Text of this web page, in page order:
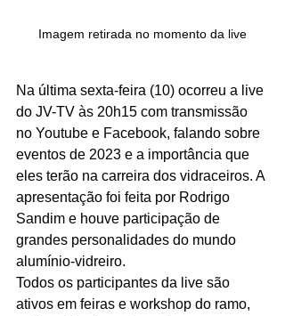
Imagem retirada no momento da live
Na última sexta-feira (10) ocorreu a live
do JV-TV às 20h15 com transmissão
no Youtube e Facebook, falando sobre
eventos de 2023 e a importância que
eles terão na carreira dos vidraceiros. A
apresentação foi feita por Rodrigo
Sandim e houve participação de
grandes personalidades do mundo
alumínio-vidreiro.
Todos os participantes da live são
ativos em feiras e workshop do ramo,